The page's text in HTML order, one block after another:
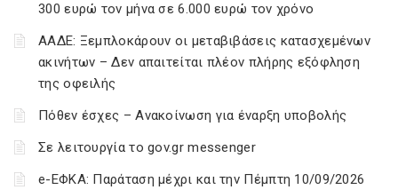
300 ευρώ τον μήνα σε 6.000 ευρώ τον χρόνο
ΑΑΔΕ: Ξεμπλοκάρουν οι μεταβιβάσεις κατασχεμένων
ακινήτων – Δεν απαιτείται πλέον πλήρης εξόφληση
της οφειλής
Πόθεν έσχες – Ανακοίνωση για έναρξη υποβολής
Σε λειτουργία το gov.gr messenger
e-ΕΦΚΑ: Παράταση μέχρι και την Πέμπτη 10/09/2026